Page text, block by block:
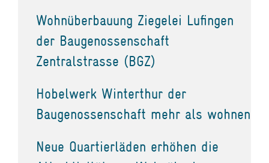
Wohnüberbauung Ziegelei Lufingen
der Baugenossenschaft
Zentralstrasse (BGZ)
Hobelwerk Winterthur der
Baugenossenschaft mehr als wohnen
Neue Quartierläden erhöhen die